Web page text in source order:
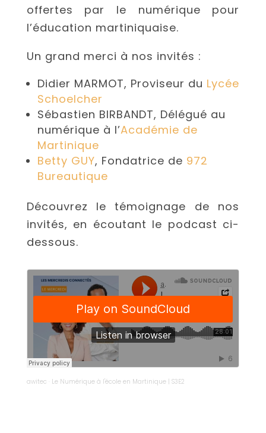
offertes par le numérique pour
l’éducation martiniquaise.
Un grand merci à nos invités :
Didier MARMOT, Proviseur du Lycée
Schoelcher
Sébastien BIRBANDT, Délégué au
numérique à l’Académie de
Martinique
Betty GUY, Fondatrice de 972
Bureautique
Découvrez le témoignage de nos
invités, en écoutant le podcast ci-
dessous.
awitec Le Numérique à l'école en Martinique | S3E2